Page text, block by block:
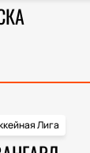
Лига